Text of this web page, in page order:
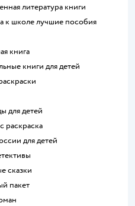
литература книги
к школе лучшие пособия
книга
книги для детей
для детей
раскраска
для детей
сказки
пакет